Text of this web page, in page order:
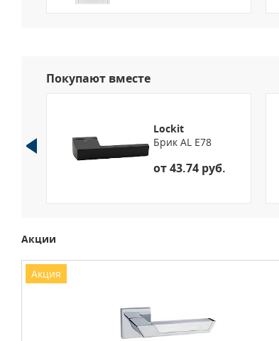
Покупают вместе
Lockit
Брик AL Е78
от 43.74 руб.
Акции
Акция